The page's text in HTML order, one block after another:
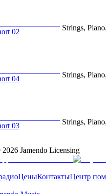
02
Strings,
04
Strings,
03
Strings,
2026 Jamendo Licensing
ЦеныКонтактыЦентр